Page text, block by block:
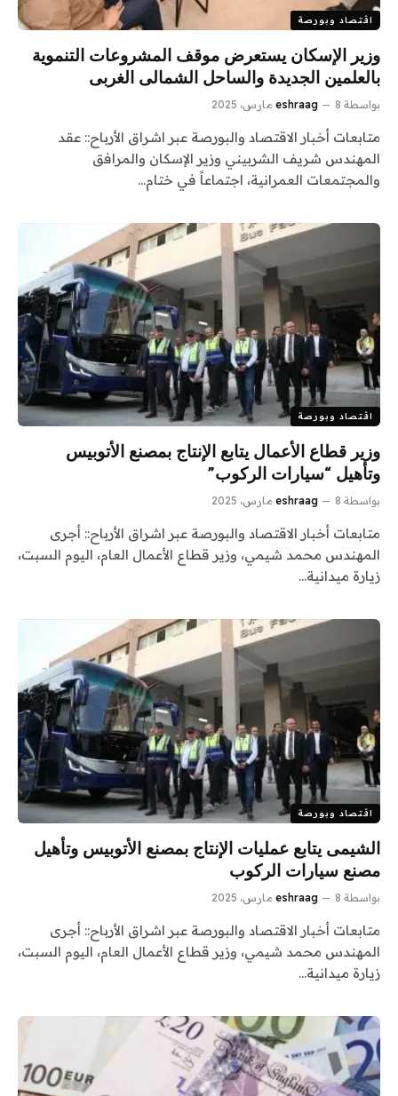
اقتصاد وبورصة
وزير الإسكان يستعرض موقف المشروعات التنموية
بالعلمين الجديدة والساحل الشمالى الغربى
بواسطة eshraag 8 مارس، 2025
متابعات أخبار الاقتصاد والبورصة عبر اشراق الأرباح:: عقد
المهندس شريف الشربيني وزير الإسكان والمرافق
والمجتمعات العمرانية، اجتماعاً في ختام…
اقتصاد وبورصة
وزير قطاع الأعمال يتابع الإنتاج بمصنع الأتوبيس
وتأهيل “سيارات الركوب”
بواسطة eshraag 8 مارس، 2025
متابعات أخبار الاقتصاد والبورصة عبر اشراق الأرباح:: أجرى
المهندس محمد شيمي، وزير قطاع الأعمال العام، اليوم السبت،
زيارة ميدانية…
اقتصاد وبورصة
الشيمى يتابع عمليات الإنتاج بمصنع الأتوبيس وتأهيل
مصنع سيارات الركوب
بواسطة eshraag 8 مارس، 2025
متابعات أخبار الاقتصاد والبورصة عبر اشراق الأرباح:: أجرى
المهندس محمد شيمي، وزير قطاع الأعمال العام، اليوم السبت،
زيارة ميدانية…